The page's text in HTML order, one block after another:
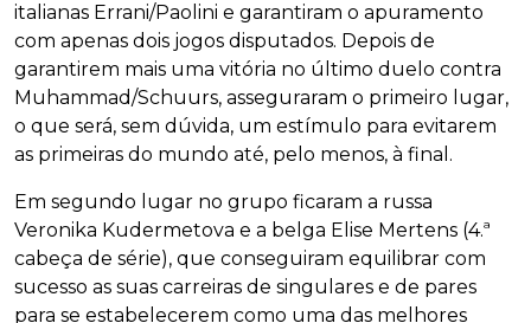
italianas Errani/Paolini e garantiram o apuramento
com apenas dois jogos disputados. Depois de
garantirem mais uma vitória no último duelo contra
Muhammad/Schuurs, asseguraram o primeiro lugar,
o que será, sem dúvida, um estímulo para evitarem
as primeiras do mundo até, pelo menos, à final.
Em segundo lugar no grupo ficaram a russa
Veronika Kudermetova e a belga Elise Mertens (4.ª
cabeça de série), que conseguiram equilibrar com
sucesso as suas carreiras de singulares e de pares
para se estabelecerem como uma das melhores